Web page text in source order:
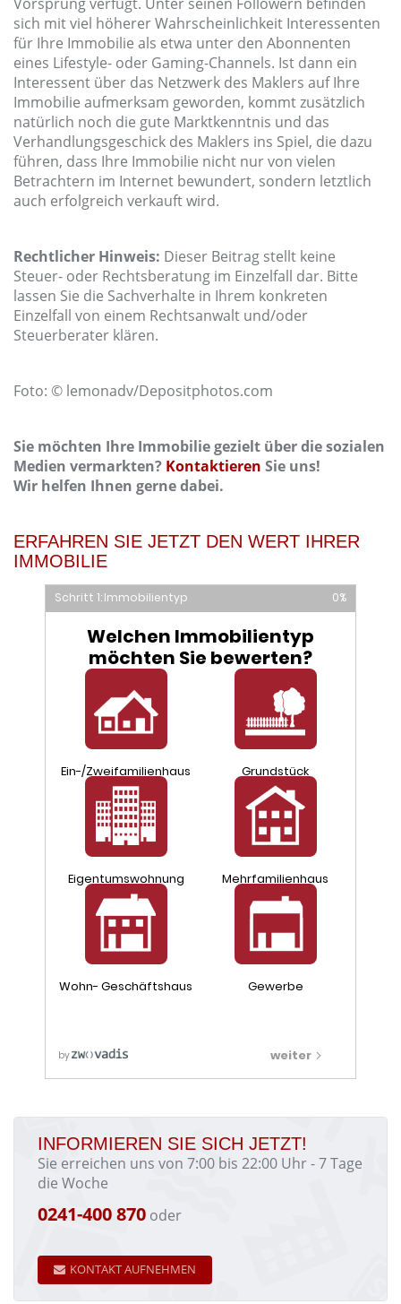
sich mit viel höherer Wahrscheinlichkeit Interessenten
für Ihre Immobilie als etwa unter den Abonnenten
eines Lifestyle- oder Gaming-Channels. Ist dann ein
Interessent über das Netzwerk des Maklers auf Ihre
Immobilie aufmerksam geworden, kommt zusätzlich
natürlich noch die gute Marktkenntnis und das
Verhandlungsgeschick des Maklers ins Spiel, die dazu
führen, dass Ihre Immobilie nicht nur von vielen
Betrachtern im Internet bewundert, sondern letztlich
auch erfolgreich verkauft wird.
Rechtlicher Hinweis: Dieser Beitrag stellt keine
Steuer- oder Rechtsberatung im Einzelfall dar. Bitte
lassen Sie die Sachverhalte in Ihrem konkreten
Einzelfall von einem Rechtsanwalt und/oder
Steuerberater klären.
Foto: © lemonadv/Depositphotos.com
Sie möchten Ihre Immobilie gezielt über die sozialen
Medien vermarkten? Kontaktieren Sie uns!
Wir helfen Ihnen gerne dabei.
ERFAHREN SIE JETZT DEN WERT IHRER
IMMOBILIE
INFORMIEREN SIE SICH JETZT!
Sie erreichen uns von 7:00 bis 22:00 Uhr - 7 Tage
die Woche
0241-400 870 oder
KONTAKT AUFNEHMEN